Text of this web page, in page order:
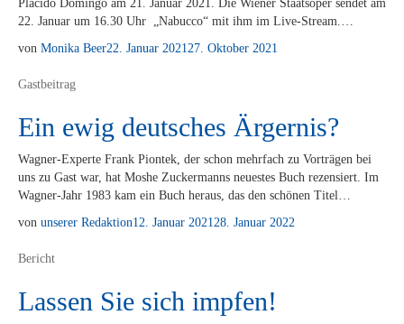
Plá­ci­do Dom­in­go am 21. Ja­nu­ar 2021. Die Wie­ner Staats­oper sen­det am
22. Ja­nu­ar um 16.30 Uhr „Na­buc­co“ mit ihm im Live-Stream.…
von Monika Beer22. Januar 202127. Oktober 2021
Gastbeitrag
Ein ewig deutsches Ärgernis?
Wa­g­­ner-Ex­­per­­te Frank Piontek, der schon mehr­fach zu Vor­trä­gen bei
uns zu Gast war, hat Mos­he Zu­cker­manns neu­es­tes Buch re­zen­siert. Im
Wa­g­­ner-Jahr 1983 kam ein Buch her­aus, das den schö­nen Titel…
von unserer Redaktion12. Januar 202128. Januar 2022
Bericht
Lassen Sie sich impfen!